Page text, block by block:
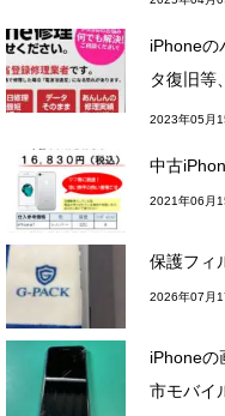
iPhoneの
タ復旧等
さい！
2023年05月
中古
2021年06月
保護フィ
2026年07月
iPhone
市モバイ